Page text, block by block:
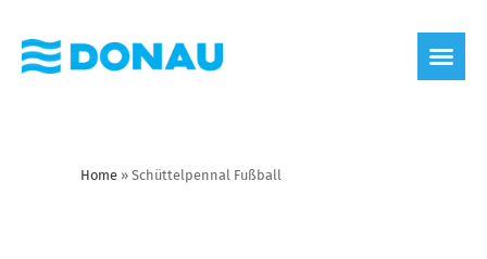
Home » Schüttelpennal Fußball